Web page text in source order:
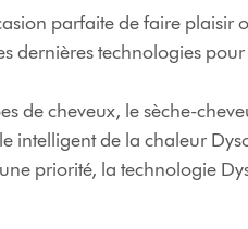
parfaite de faire
dernières technologies
de cheveux, le sèche-
intelligent de la chaleur
priorité, la technologie